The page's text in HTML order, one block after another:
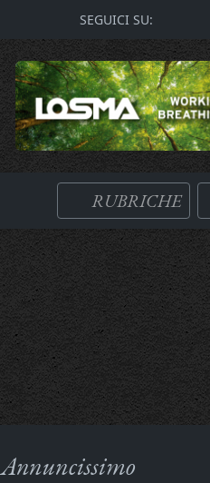
SEGUICI SU:
RUBRICHE
Annuncissimo